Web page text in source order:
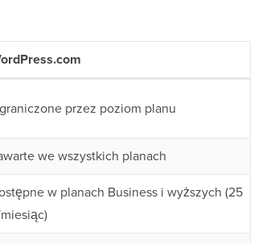
przez poziom planu
we wszystkich planach
w planach Business i wyższych (25